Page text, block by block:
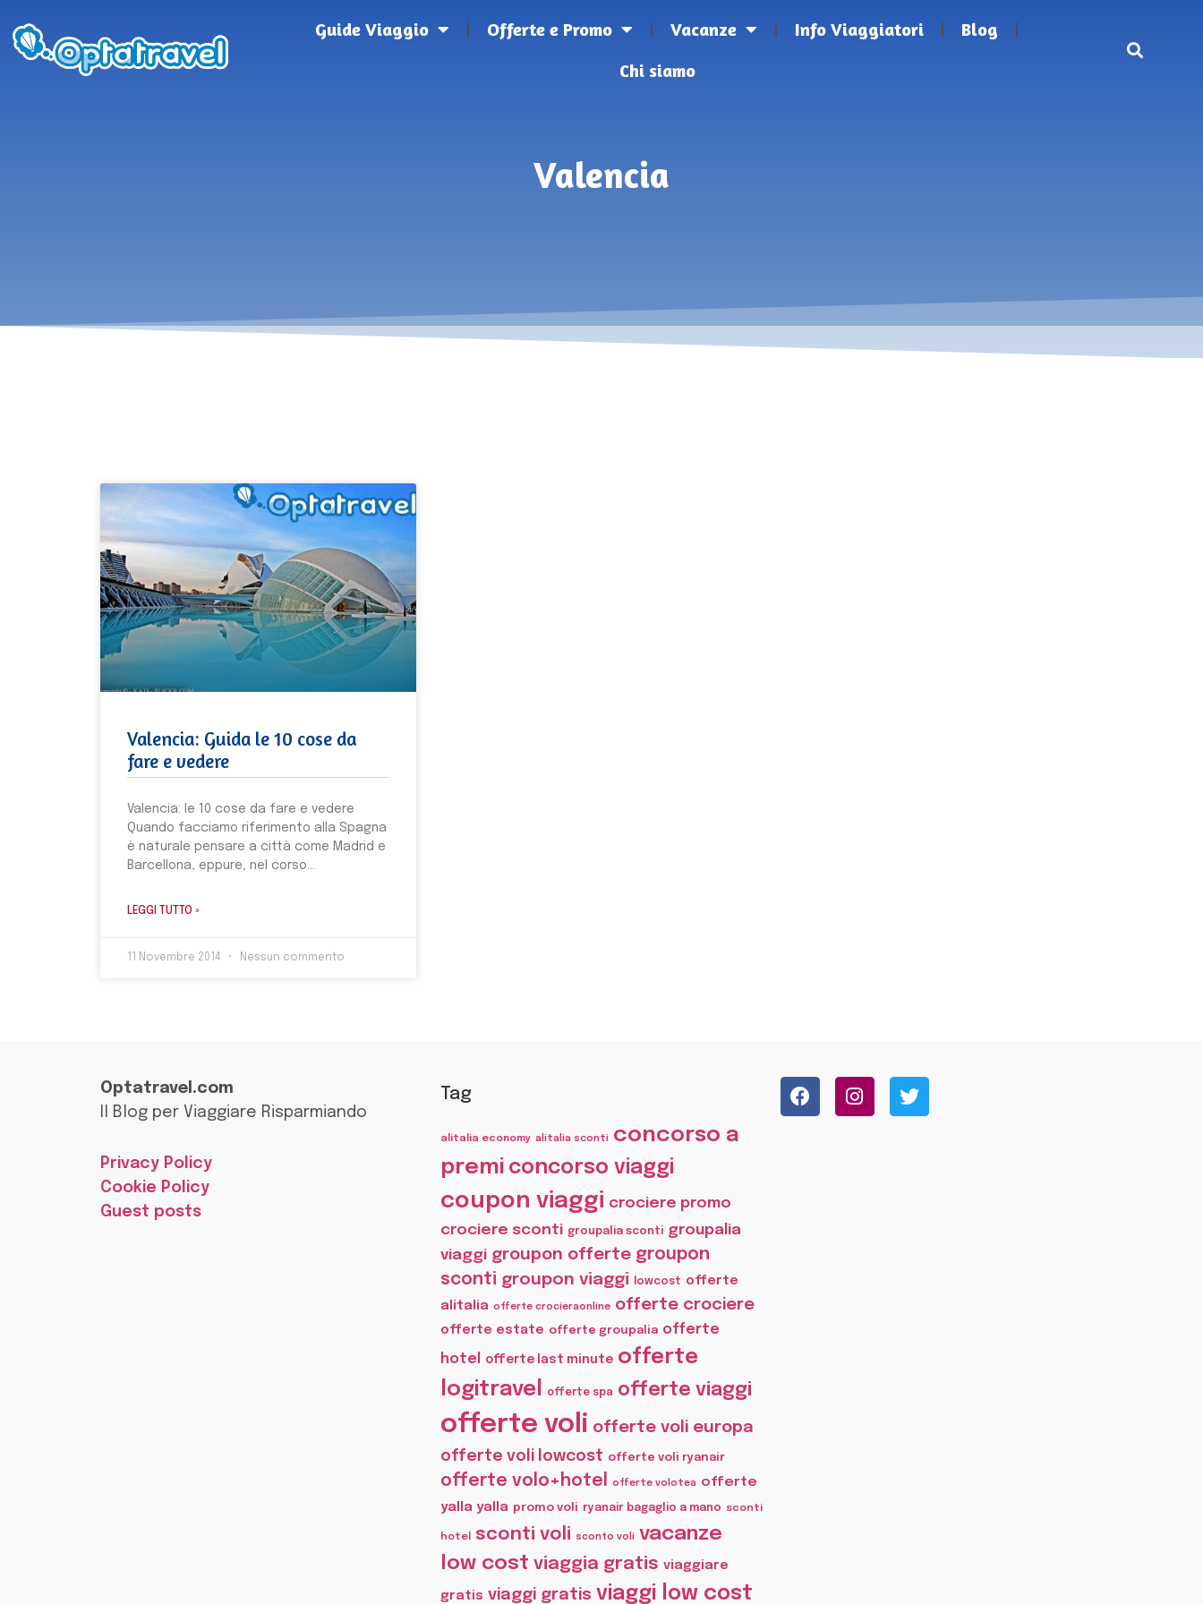
Guide Viaggio Offerte e Promo Vacanze Info Viaggiatori
Blog
Chi siamo
Valencia
Valencia: Guida le 10 cose da
fare e vedere
Valencia: le 10 cose da fare e vedere
Quando facciamo riferimento alla Spagna
è naturale pensare a città come Madrid e
Barcellona, eppure, nel corso
LEGGI TUTTO »
11 Novembre 2014 Nessun commento
Optatravel.com
Il Blog per Viaggiare Risparmiando
Privacy Policy
Cookie Policy
Guest posts
Tag
alitalia economy alitalia sconti concorso a
premi concorso viaggi
coupon viaggi crociere promo
crociere sconti groupalia sconti groupalia
viaggi groupon offerte groupon
sconti groupon viaggi lowcost offerte
alitalia offerte crocieraonline offerte crociere
offerte estate offerte groupalia offerte
hotel
offerte last minute offerte
logitravel offerte spa offerte viaggi
offerte voli offerte voli europa
offerte voli lowcost offerte voli ryanair
offerte volo+hotel offerte volotea offerte
yalla yalla promo voli ryanair bagaglio a mano sconti
hotel sconti voli sconto voli vacanze
low cost viaggia gratis viaggiare
gratis viaggi gratis viaggi low cost